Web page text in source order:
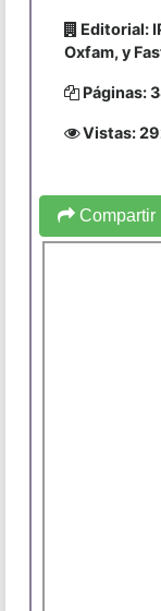
Editorial:
Oxfam, y
Páginas:
Vistas:
Compartir